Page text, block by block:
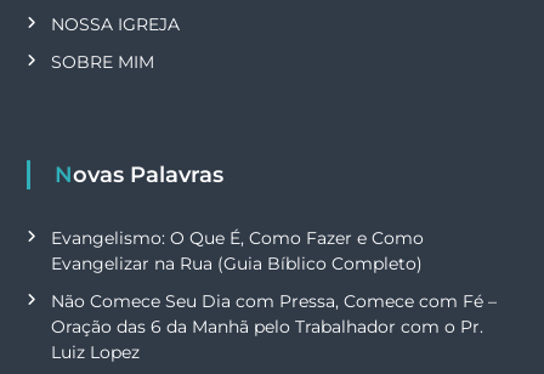
NOSSA IGREJA
SOBRE MIM
Novas Palavras
Evangelismo: O Que É, Como Fazer e Como
Evangelizar na Rua (Guia Bíblico Completo)
Não Comece Seu Dia com Pressa, Comece com Fé –
Oração das 6 da Manhã pelo Trabalhador com o Pr.
Luiz Lopez